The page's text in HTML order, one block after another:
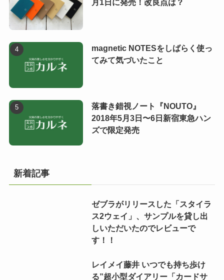
月1日に発売！改良点は？
magnetic NOTESをしばらく使っ
てみて気づいたこと
落書き錯視ノート『NOUTO』
2018年5月3日〜6日新宿東急ハン
ズで限定発売
新着記事
ゼブラがリリースした「スタイラ
ス2ウェイ」、サンプルを貸し出
しいただいたのでレビューで
す！！
レイメイ藤井 いつでも持ち歩け
る”超小型ダイアリー「カードサ